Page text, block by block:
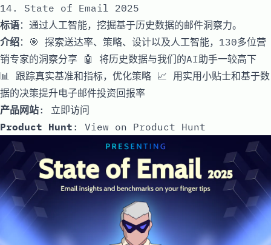
14. State of Email 2025
标语：通过人工智能，挖掘基于历史数据的邮件洞察力。
介绍：🎯 探索送达率、策略、设计以及人工智能，130多位营
销专家的洞察分享 🤖 将历史数据与我们的AI助手一较高下
📊 跟踪真实基准和指标，优化策略 📈 用实用小贴士和基于数
据的决策提升电子邮件投资回报率
产品网站: 立即访问
Product Hunt : View on Product Hunt